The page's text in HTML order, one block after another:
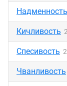
Надменность
Кичливость
Спесивость
Чванливость